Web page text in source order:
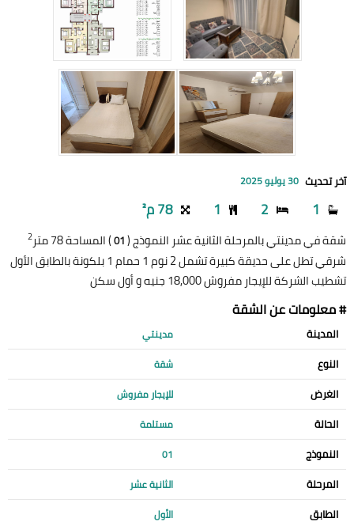
آخر تحديث 30 يوليو 2025
1
2
1 78 م²
شقة في مدينتي بالمرحلة الثانية عشر النموذج (01) المساحة 78 متر 2
شرقي تطل على حديقة كبيرة تشمل 2 نوم 1 حمام 1 بلكونة بالطابق الأول
تشطيب الشركة للإيجار مفروش 18,000 جنيه و أول سكن
# معلومات عن الشقة
المدينة مدينتي
النوع شقة
الغرض للإيجار مفروش
الحالة مستلمة
النموذج 01
المرحلة الثانية عشر
الطابق الأول